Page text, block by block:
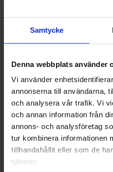
Samtycke
Denna webbplats använder
Vi använder
annonserna till användarna,
och analysera vår trafik. Vi
och annan information från
annons- och analysföretag
tur kombinera informationen
tillhandahållit eller som de
tjänster.
NYA UPPDRAG
OHLSSONS REGION SYD
OHLSSONS REGION VÄST
OHLSSONSKOLLEGOR
RENHÅLLNING
SAMARBETEN